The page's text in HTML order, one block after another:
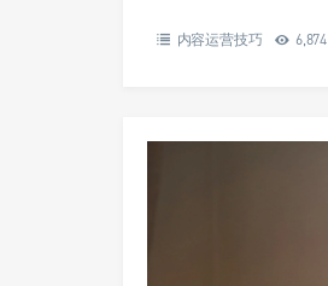
内容运营技巧 6,874